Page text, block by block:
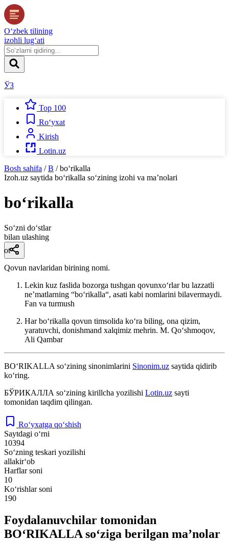
O‘zbek tilining
izohli lug‘ati
ЎЗ
Top 100
Ro‘yxat
Kirish
Lotin.uz
Bosh sahifa / B / bo‘rikalla
Izoh.uz saytida bo‘rikalla so‘zining izohi va ma’nolari
bo‘rikalla
So‘zni do‘stlar
bilan ulashing
ot
Qovun navlaridan birining nomi.
Lekin kuz faslida bozorga tushgan qovunxoʻrlar bu lazzatli
neʼmatlarning “boʻrikalla“, asati kabi nomlarini bilavermaydi.
Fan va turmush
Har boʻrikalla qovun timsolida koʻra biling, ona qizim,
yaratuvchi, donishmand xalqimiz mehrin. M. Qoʻshmoqov,
Ali Qambar
BO‘RIKALLA so‘zining sinonimlarini Sinonim.uz saytida qidirib
ko‘ring.
БЎРИКАЛЛА so‘zining kirillcha yozilishi Lotin.uz sayti
tomonidan taqdim qilingan.
Ro‘yxatga qo‘shish
Saytdagi o‘rni
10394
So‘zning teskari yozilishi
allakir‘ob
Harflar soni
10
Ko‘rishlar soni
190
Foydalanuvchilar tomonidan
BO‘RIKALLA so‘ziga berilgan ma’nolar